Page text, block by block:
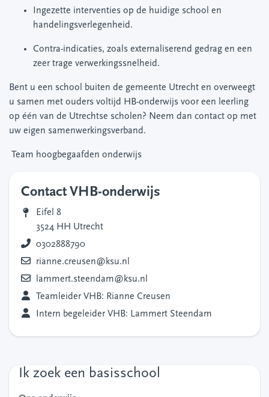
Ingezette interventies op de huidige school en
handelingsverlegenheid.
Contra-indicaties, zoals externaliserend gedrag en een
zeer trage verwerkingssnelheid.
Bent u een school buiten de gemeente Utrecht en overweegt
u samen met ouders voltijd HB-onderwijs voor een leerling
op één van de Utrechtse scholen? Neem dan contact op met
uw eigen samenwerkingsverband.
Team hoogbegaafden onderwijs
Contact VHB-onderwijs
Eifel 8
3524 HH Utrecht
0302888790
rianne.creusen@ksu.nl
lammert.steendam@ksu.nl
Teamleider VHB: Rianne Creusen
Intern begeleider VHB: Lammert Steendam
Ik zoek een basisschool